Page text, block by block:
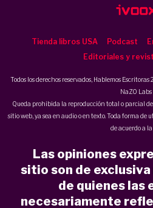
Tienda libros USA Podcast
Editoriales y
Todos los derechos reservados, Hablemos Escritoras
NaZO Labs
Queda prohibida la reproducción total o parcial
sitio web, ya sea en audio o en texto. Toda forma
de acuerdo a la
Las opiniones
sitio son de
de quienes las
necesariamente